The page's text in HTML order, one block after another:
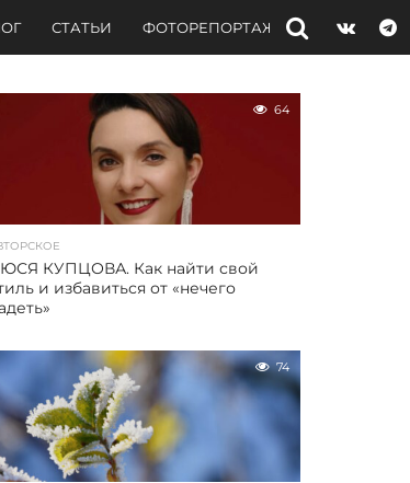
СТАТЬИ ФОТОРЕПОРТАЖИ ИНТЕРВЬЮ
64
КУПЦОВА. Как найти свой
и избавиться от «нечего
74